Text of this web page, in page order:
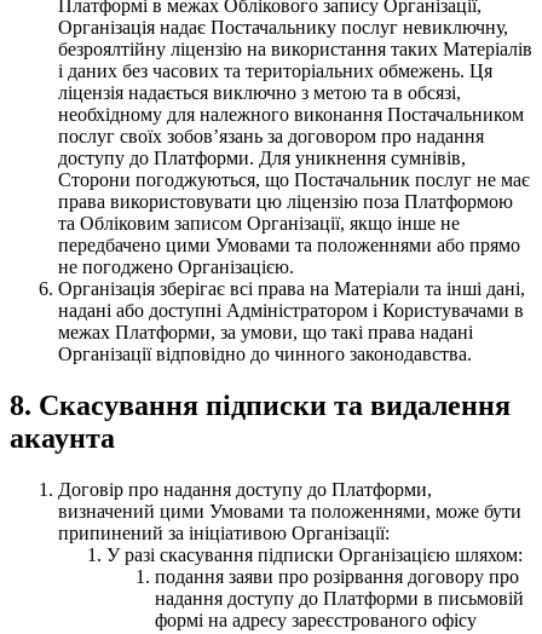
Платформі в межах Облікового запису Організації,
Організація надає Постачальнику послуг невиключну,
безроялтійну ліцензію на використання таких Матеріалів
і даних без часових та територіальних обмежень. Ця
ліцензія надається виключно з метою та в обсязі,
необхідному для належного виконання Постачальником
послуг своїх зобовʼязань за договором про надання
доступу до Платформи. Для уникнення сумнівів,
Сторони погоджуються, що Постачальник послуг не має
права використовувати цю ліцензію поза Платформою
та Обліковим записом Організації, якщо інше не
передбачено цими Умовами та положеннями або прямо
не погоджено Організацією.
Організація зберігає всі права на Матеріали та інші дані,
надані або доступні Адміністратором і Користувачами в
межах Платформи, за умови, що такі права надані
Організації відповідно до чинного законодавства.
8. Скасування підписки та видалення
акаунта
Договір про надання доступу до Платформи,
визначений цими Умовами та положеннями, може бути
припинений за ініціативою Організації:
У разі скасування підписки Організацією шляхом:
подання заяви про розірвання договору про
надання доступу до Платформи в письмовій
формі на адресу зареєстрованого офісу